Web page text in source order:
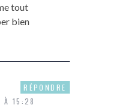
tout
bien
15:28
RÉPONDRE